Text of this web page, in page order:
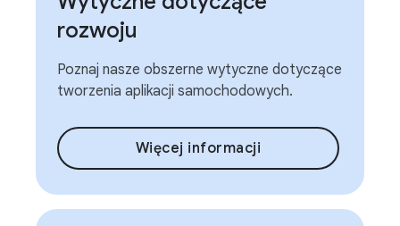
rozwoju
Poznaj nasze obszerne wytyczne dotyczące
tworzenia aplikacji samochodowych.
Więcej informacji